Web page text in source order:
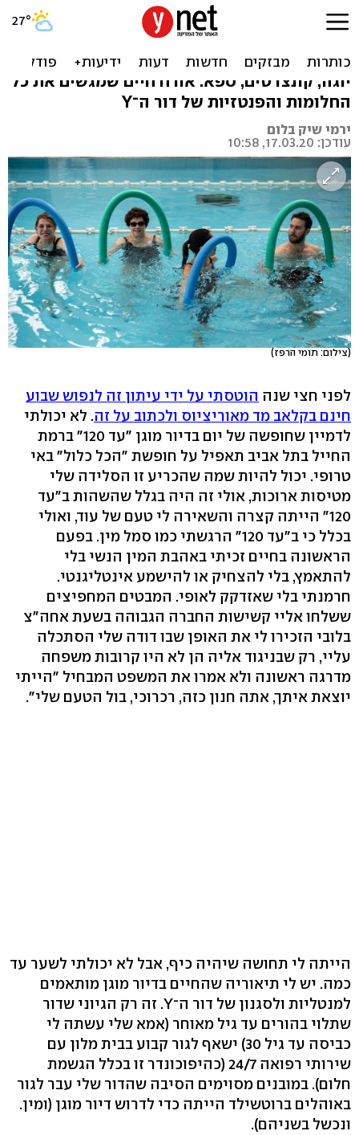
הדיור המוגן היוקרתי בישראל:
כך זה נראה מבפנים
יוגה, קונצרטים, ספא. אורח חיים שמגשים את כל
החלומות והפנטזיות של דור ה־Y
ירמי שיק בלום
עודכן: 17.03.20, 10:58
(צילום: תומי הרפז)
לפני חצי שנה הוטסתי על ידי עיתון זה לנפוש שבוע
חינם בקלאב מד מאוריציוס ולכתוב על זה. לא יכולתי
לדמיין שחופשה של יום בדיור מוגן "עד 120" ברמת
החייל בתל אביב תאפיל על חופשת "הכל כלול" באי
טרופי. יכול להיות שמה שהכריע זו הסלידה שלי
מטיסות ארוכות, אולי זה היה בגלל שהשהות ב"עד
120" הייתה קצרה והשאירה לי טעם של עוד, ואולי
בכלל כי ב"עד 120" הרגשתי כמו סמל מין. בפעם
הראשונה בחיים זכיתי באהבת המין הנשי בלי
להתאמץ, בלי להצחיק או להישמע אינטליגנטי.
חרמנתי בלי שאזדקק לאופי. המבטים המחפיצים
ששלחו אליי קשישות החברה הגבוהה בשעת אחה"צ
בלובי הזכירו לי את האופן שבו דודה שלי הסתכלה
עליי, רק שבניגוד אליה הן לא היו קרובות משפחה
מדרגה ראשונה ולא אמרו את המשפט המבחיל "הייתי
יוצאת איתך, אתה חנון כזה, רכרוכי, בול הטעם שלי".
הייתה לי תחושה שיהיה כיף, אבל לא יכולתי לשער עד
כמה. יש לי תיאוריה שהחיים בדיור מוגן מותאמים
למנטליות ולסגנון של דור ה־Y. זה רק הגיוני שדור
שתלוי בהורים עד גיל מאוחר (אמא שלי עשתה לי
כביסה עד גיל 30) ישאף לגור קבוע בבית מלון עם
שירותי רפואה 24/7 (כהיפוכונדר זו בכלל הגשמת
חלום). במובנים מסוימים הסיבה שהדור שלי עבר לגור
באוהלים ברוטשילד הייתה כדי לדרוש דיור מוגן (ומין.
ונכשל בשניהם).